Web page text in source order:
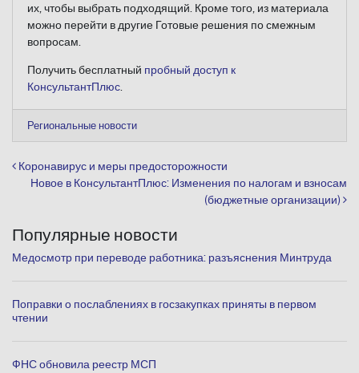
их, чтобы выбрать подходящий. Кроме того, из материала
можно перейти в другие Готовые решения по смежным
вопросам.
Получить бесплатный пробный доступ к
КонсультантПлюс.
Региональные новости
Навигация по записям
Коронавирус и меры предосторожности
Новое в КонсультантПлюс: Изменения по налогам и взносам
(бюджетные организации)
Популярные новости
Медосмотр при переводе работника: разъяснения Минтруда
Поправки о послаблениях в госзакупках приняты в первом
чтении
ФНС обновила реестр МСП